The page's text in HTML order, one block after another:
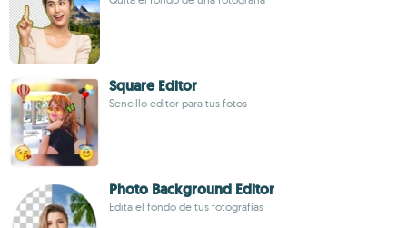
Square Editor
Sencillo editor para tus fotos
Photo Background Editor
Edita el fondo de tus fotografías